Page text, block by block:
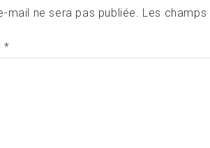
mail ne sera pas publiée. Les
*